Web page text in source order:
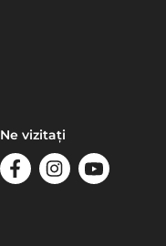
Ne vizitați